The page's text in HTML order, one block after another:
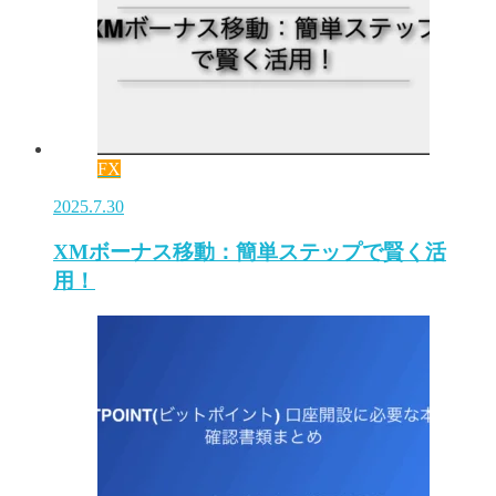
FX
2025.7.30
XMボーナス移動：簡単ステップで賢く活
用！